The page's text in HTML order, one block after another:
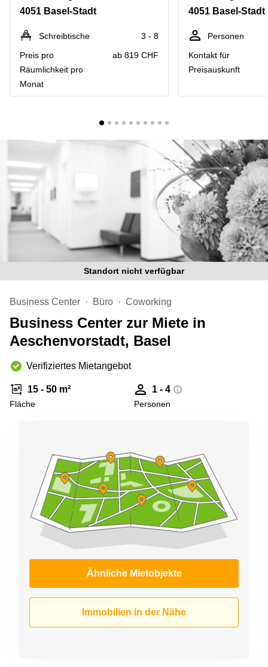
Coworking
Lausanne
Coworking
Genf
Coworking
Bern
Coworking
mieten
Büro
mieten
Zug
Büro
mieten
Bern
mieten
mieten
Luzern
Business
Center
Center
Zug
Thurgauerstrasse
40 Zürich
Gotthardstrasse
26 Zug
Bahnhofstrasse
28 Zug
Gubelstrasse
Guisan-
Baarerstrasse
141 Zug
Grafenauweg
8 Zug
Teichgässlein
29 Basel
Zugerstrasse
Glärnischstrasse
13 Wil
Werftestrasse
4051 Basel-Stadt
Schreibtische
3 - 8
Preis pro
Räumlichkeit pro
Monat
ab 819 CHF
4051 Basel-Stadt
Personen
Kontakt für
Preisauskunft
Standort nicht verfügbar
Business Center Büro Coworking
Business Center zur Miete in
Aeschenvorstadt, Basel
Verifiziertes Mietangebot
15 - 50 m²
Fläche
1 - 4
Personen
Ähnliche Mietobjekte
Immobilien in der Nähe